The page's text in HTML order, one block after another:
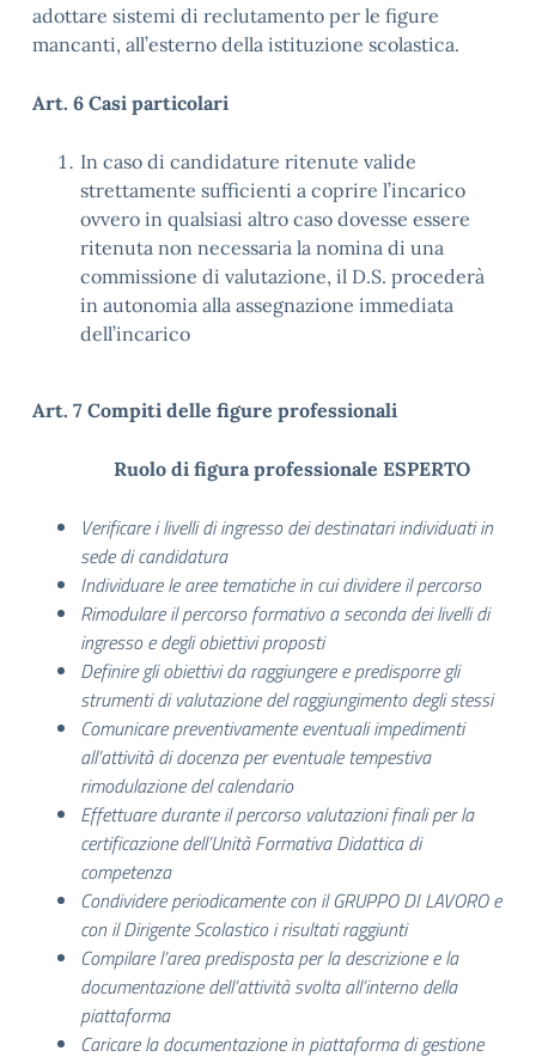
adottare sistemi di reclutamento per le figure
mancanti, all’esterno della istituzione scolastica.
Art. 6 Casi particolari
In caso di candidature ritenute valide
strettamente sufficienti a coprire l’incarico
ovvero in qualsiasi altro caso dovesse essere
ritenuta non necessaria la nomina di una
commissione di valutazione, il D.S. procederà
in autonomia alla assegnazione immediata
dell’incarico
Art. 7 Compiti delle figure professionali
Ruolo di figura professionale ESPERTO
Verificare i livelli di ingresso dei destinatari individuati in
sede di candidatura
Individuare le aree tematiche in cui dividere il percorso
Rimodulare il percorso formativo a seconda dei livelli di
ingresso e degli obiettivi proposti
Definire gli obiettivi da raggiungere e predisporre gli
strumenti di valutazione del raggiungimento degli stessi
Comunicare preventivamente eventuali impedimenti
all’attività di docenza per eventuale tempestiva
rimodulazione del calendario
Effettuare durante il percorso valutazioni finali per la
certificazione dell’Unità Formativa Didattica di
competenza
Condividere periodicamente con il GRUPPO DI LAVORO e
con il Dirigente Scolastico i risultati raggiunti
Compilare l’area predisposta per la descrizione e la
documentazione dell’attività svolta all’interno della
piattaforma
Caricare la documentazione in piattaforma di gestione